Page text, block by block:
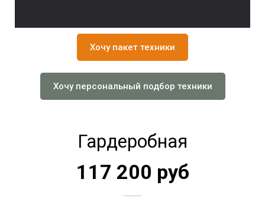
Хочу пакет техники
Хочу персональный подбор техники
Гардеробная
117 200 руб